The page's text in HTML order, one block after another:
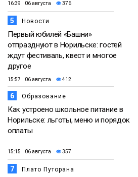
16:39 06 августа 376
5 Новости
Первый юбилей «Башни»
отпразднуют в Норильске: гостей
ждут фестиваль, квест и многое
другое
15:57 06 августа 412
6 Образование
Как устроено школьное питание в
Норильске: льготы, меню и порядок
оплаты
15:15 06 августа 357
7 Плато Путорана